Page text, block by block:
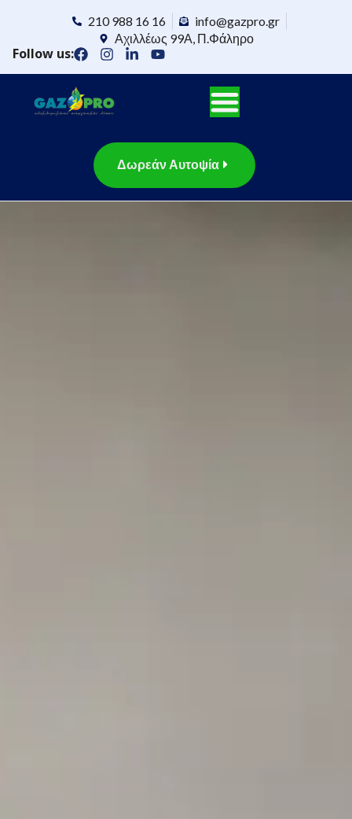
210 988 16 16
info@gazpro.gr
Αχιλλέως 99Α, Π.Φάληρο
Follow us:
Δωρεάν Αυτοψία